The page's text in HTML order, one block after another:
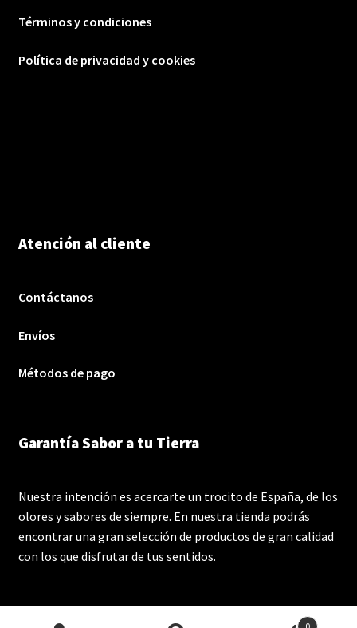
Términos y condiciones
Política de privacidad y cookies
Atención al cliente
Contáctanos
Envíos
Métodos de pago
Garantía Sabor a tu Tierra
Nuestra intención es acercarte un trocito de España, de los
olores y sabores de siempre. En nuestra tienda podrás
encontrar una gran selección de productos de gran calidad
con los que disfrutar de tus sentidos.